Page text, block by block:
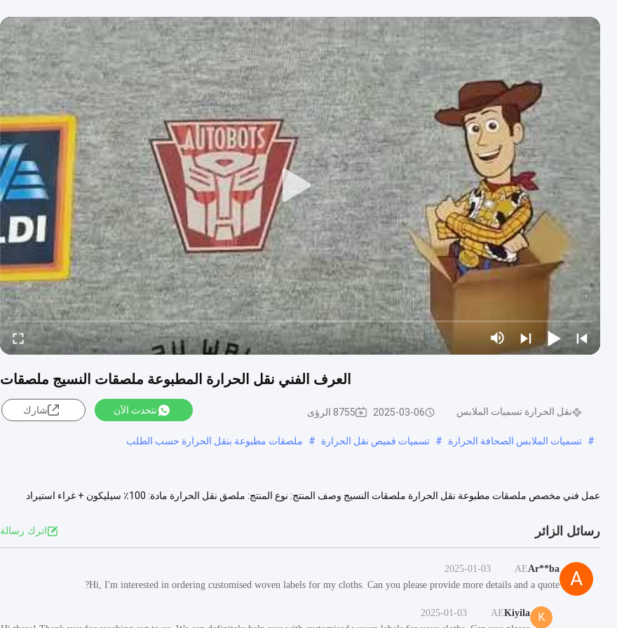
العرف الفني نقل الحرارة المطبوعة ملصقات النسيج ملصقات
نقل الحرارة تسميات الملابس 2025-03-06 8755 الرؤى نتحدث الآن شارك
# تسميات الملابس الصحافة الحرارة # تسميات قميص نقل الحرارة # ملصقات مطبوعة بنقل الحرارة حسب الطلب
عمل فني مخصص ملصقات مطبوعة نقل الحرارة ملصقات النسيج وصف المنتج: نوع المنتج: ملصق نقل الحرارة مادة: 100٪ سيليكون + غراء استيراد
رسائل الزائر اترك رسالة
A
Ar**ba
AE
2025-01-03
Hi, I'm interested in ordering customised woven labels for my cloths. Can you please provide more details and a quote?
K
Kiyila
AE
2025-01-03